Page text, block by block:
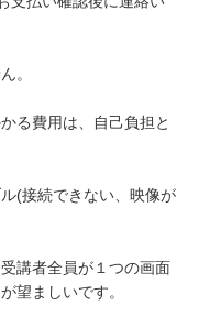
。
る費用は、自己負担と
(接続できない、映像が
講者全員が１つの画面
望ましいです。